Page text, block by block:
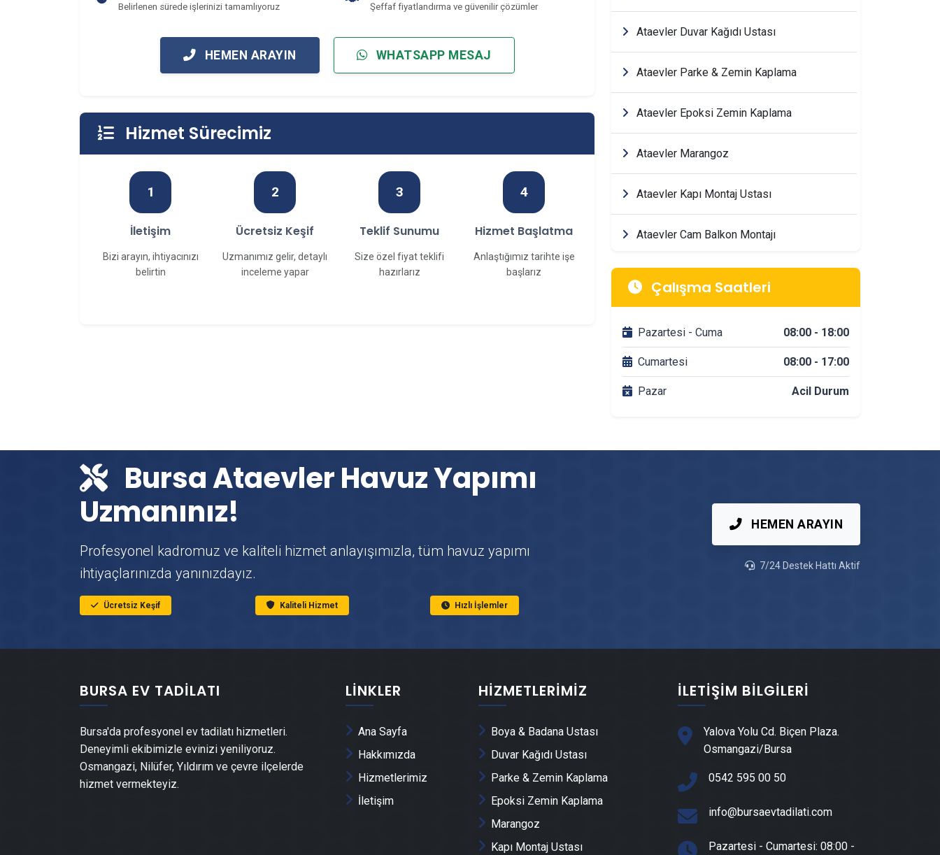
Belirlenen sürede işlerinizi tamamlıyoruz Şeffaf fiyatlandırma ve güvenilir çözümler
HEMEN ARAYIN WHATSAPP MESAJ
Hizmet Sürecimiz
1
İletişim
Bizi arayın, ihtiyacınızı
belirtin
2
Ücretsiz Keşif
Uzmanımız gelir, detaylı
inceleme yapar
3
Teklif Sunumu
Size özel fiyat teklifi
hazırlarız
4
Hizmet Başlatma
Anlaştığımız tarihte işe
başlarız
Ataevler Duvar Kağıdı Ustası
Ataevler Parke & Zemin Kaplama
Ataevler Epoksi Zemin Kaplama
Ataevler Marangoz
Ataevler Kapı Montaj Ustası
Ataevler Cam Balkon Montajı
Ataevler Banyo Tadilatı
Ataevler DuşaKabin Montajı
Ataevler Mutfak Tadilatı
Ataevler Ahşap Ev Yapımı
Ataevler Mermer & Doğal Taş
Çalışma Saatleri
Pazartesi - Cuma 08:00 - 18:00
Cumartesi 08:00 - 17:00
Pazar Acil Durum
Bursa Ataevler Havuz Yapımı
Uzmanınız!
Profesyonel kadromuz ve kaliteli hizmet anlayışımızla, tüm havuz yapımı
ihtiyaçlarınızda yanınızdayız.
Ücretsiz Keşif Kaliteli Hizmet Hızlı İşlemler
HEMEN ARAYIN
7/24 Destek Hattı Aktif
BURSA EV TADILATI
Bursa'da profesyonel ev tadilatı hizmetleri.
Deneyimli ekibimizle evinizi yeniliyoruz.
Osmangazi, Nilüfer, Yıldırım ve çevre ilçelerde
hizmet vermekteyiz.
LINKLER
Ana Sayfa
Hakkımızda
Hizmetlerimiz
İletişim
HIZMETLERIMIZ
Boya & Badana Ustası
Duvar Kağıdı Ustası
Parke & Zemin Kaplama
Epoksi Zemin Kaplama
Marangoz
Kapı Montaj Ustası
İLETIŞIM BILGILERI
Yalova Yolu Cd. Biçen Plaza.
Osmangazi/Bursa
0542 595 00 50
info@bursaevtadilati.com
Pazartesi - Cumartesi: 08:00 -